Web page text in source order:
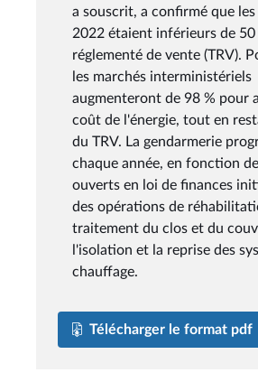
a souscrit, a confirmé que
2022 étaient inférieurs de 50
réglementé de vente (TRV).
les marchés interministériels
augmenteront de 98 % pour
coût de l'énergie, tout en
du TRV. La gendarmerie
chaque année, en fonction
ouverts en loi de finances
des opérations de
traitement du clos et du
l'isolation et la reprise des
chauffage.
Télécharger le format pdf